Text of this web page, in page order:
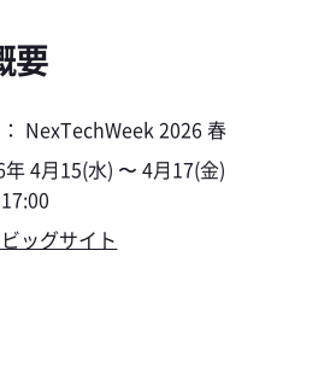
要
NexTechWeek 2026 春
4月15(水) 〜 4月17(金)
ッグサイト